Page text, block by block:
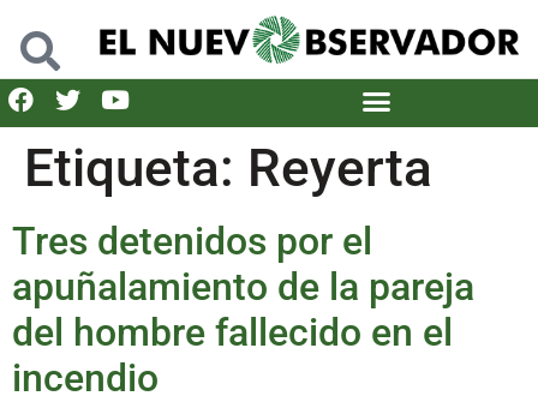
Etiqueta: Reyerta
Tres detenidos por el
apuñalamiento de la pareja
del hombre fallecido en el
incendio